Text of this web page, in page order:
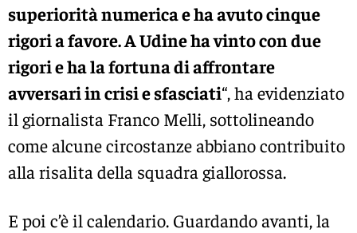
superiorità numerica e ha avuto cinque
rigori a favore. A Udine ha vinto con due
rigori e ha la fortuna di affrontare
avversari in crisi e sfasciati“, ha evidenziato
il giornalista Franco Melli, sottolineando
come alcune circostanze abbiano contribuito
alla risalita della squadra giallorossa.
E poi c’è il calendario. Guardando avanti, la